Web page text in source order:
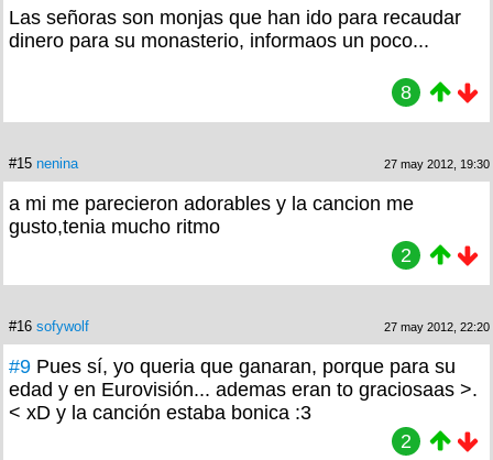
Las señoras son monjas que han ido para recaudar
dinero para su monasterio, informaos un poco...
8
#15 nenina 27 may 2012, 19:30
a mi me parecieron adorables y la cancion me
gusto,tenia mucho ritmo
2
#16 sofywolf 27 may 2012, 22:20
#9 Pues sí, yo queria que ganaran, porque para su
edad y en Eurovisión... ademas eran to graciosaas >.
< xD y la canción estaba bonica :3
2